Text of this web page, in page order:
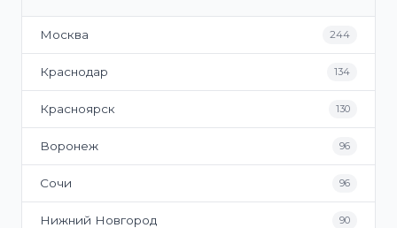
Москва 244
Краснодар 134
Красноярск 130
Воронеж 96
Сочи 96
Нижний Новгород 90